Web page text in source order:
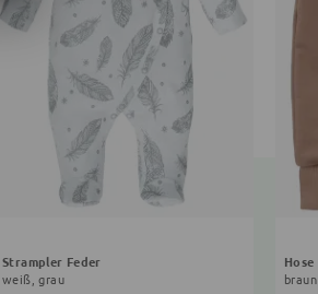
Strampler Feder
weiß, grau
Hose
braun